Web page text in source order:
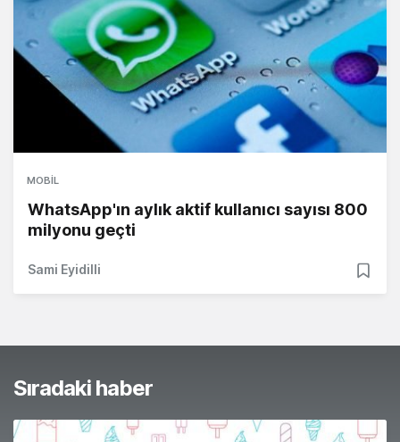
MOBIL
WhatsApp'ın aylık aktif kullanıcı sayısı 800
milyonu geçti
Sami Eyidilli
Sıradaki haber